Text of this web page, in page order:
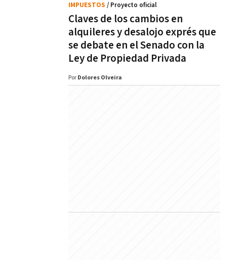
Claves de los cambios en
alquileres y desalojo exprés que
se debate en el Senado con la
Ley de Propiedad Privada
IMPUESTOS / Proyecto oficial
Por Dolores Olveira